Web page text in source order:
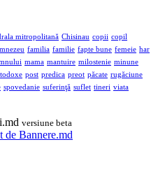
mitropolitană Chisinau copii copil
familia familie fapte bune femeie har
mama mantuire milostenie minune
post predica preot păcate rugăciune
spovedanie suferinţă suflet tineri viata
versiune beta